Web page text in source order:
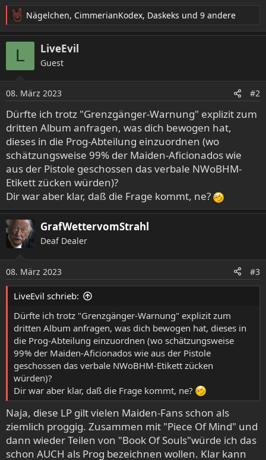
R
e
a
n
e
n
:
Nägelchen, CimmerianKodex, Daskeks und 9 andere
L LiveEvil
Guest
08. März 2023 #2
Dürfte ich trotz "Grenzgänger-Warnung" explizit zum
dritten Album anfragen, was dich bewogen hat,
dieses in die Prog-Abteilung einzuordnen (wo
schätzungsweise 99% der Maiden-Aficionados wie
aus der Pistole geschossen das verbale NWoBHM-
Etikett zücken würden)?
Dir war aber klar, daß die Frage kommt, ne?
GrafWettervomStrahl
Deaf Dealer
08. März 2023 #3
LiveEvil schrieb:
Dürfte ich trotz "Grenzgänger-Warnung" explizit zum
dritten Album anfragen, was dich bewogen hat, dieses in
die Prog-Abteilung einzuordnen (wo schätzungsweise
99% der Maiden-Aficionados wie aus der Pistole
geschossen das verbale NWoBHM-Etikett zücken
würden)?
Dir war aber klar, daß die Frage kommt, ne?
Naja, diese LP gilt vielen Maiden-Fans schon als
ziemlich proggig. Zusammen mit "Piece Of Mind" und
dann wieder Teilen von "Book Of Souls"würde ich das
schon AUCH als Prog bezeichnen wollen. Klar kann